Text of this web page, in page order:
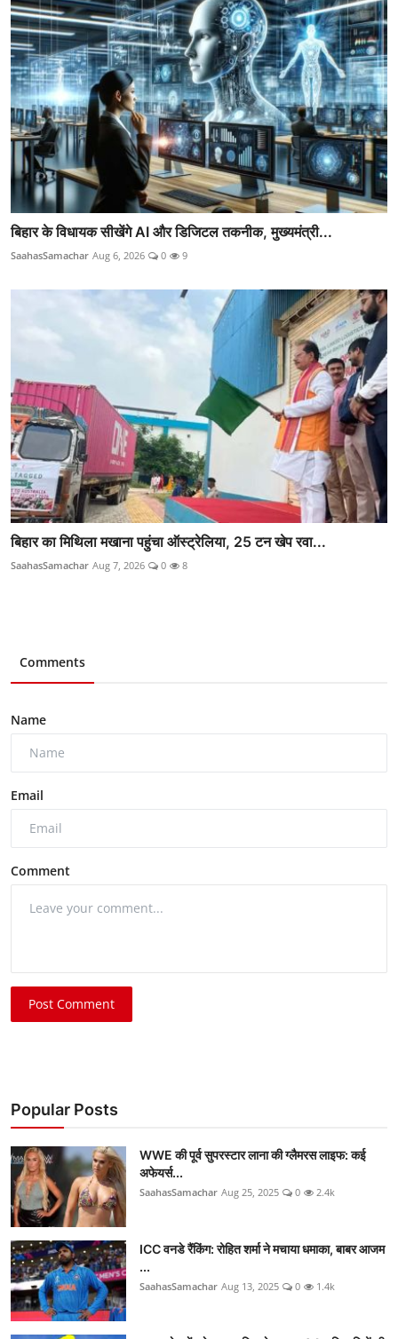
बिहार के विधायक सीखेंगे AI और डिजिटल तकनीक, मुख्यमंत्री...
SaahasSamachar Aug 6, 2026 0 9
बिहार का मिथिला मखाना पहुंचा ऑस्ट्रेलिया, 25 टन खेप रवा...
SaahasSamachar Aug 7, 2026 0 8
Comments
Name
Email
Comment
Post Comment
Popular Posts
WWE की पूर्व सुपरस्टार लाना की ग्लैमरस लाइफ: कई
अफेयर्स...
SaahasSamachar Aug 25, 2025 0 2.4k
ICC वनडे रैंकिंग: रोहित शर्मा ने मचाया धमाका, बाबर आजम
...
SaahasSamachar Aug 13, 2025 0 1.4k